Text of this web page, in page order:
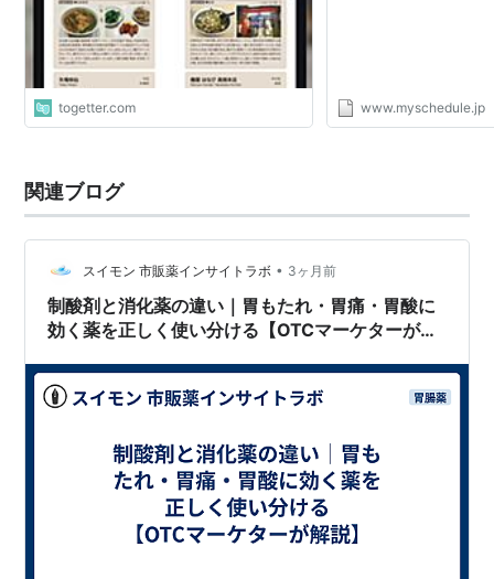
togetter.com www.myschedule.jp
関連ブログ
スイモン 市販薬インサイトラボ • 3ヶ月前
制酸剤と消化薬の違い｜胃もたれ・胃痛・胃酸に
効く薬を正しく使い分ける【OTCマーケターが解